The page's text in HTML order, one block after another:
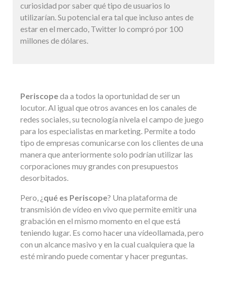
curiosidad por saber qué tipo de usuarios lo
utilizarían. Su potencial era tal que incluso antes de
estar en el mercado, Twitter lo compró por 100
millones de dólares.
Periscopeda a todos la oportunidad de ser un
locutor. Al igual que otros avances en los canales de
redes sociales, su tecnología nivela el campo de juego
para los especialistas en marketing. Permite a todo
tipo de empresas comunicarse con los clientes de una
manera que anteriormente solo podrían utilizar las
corporaciones muy grandes con presupuestos
desorbitados.
Pero, ¿qué es Periscope? Una plataforma de
transmisión de vídeo en vivo que permite emitir una
grabación en el mismo momento en el que está
teniendo lugar. Es como hacer una vídeollamada, pero
con un alcance masivo y en la cual cualquiera que la
esté mirando puede comentar y hacer preguntas.